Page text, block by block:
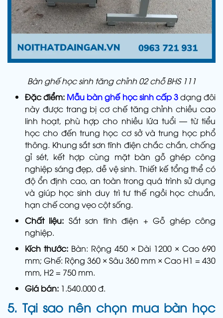
Bàn ghế học sinh tăng chỉnh 02 chỗ BHS 111
Đặc điểm: Mẫu bàn ghế học sinh cấp 3dạng đôi
này được trang bị cơ chế tăng chỉnh chiều cao
linh hoạt, phù hợp cho nhiều lứa tuổi — từ tiểu
học cho đến trung học cơ sở và trung học phổ
thông. Khung sắt sơn tĩnh điện chắc chắn, chống
gỉ sét, kết hợp cùng mặt bàn gỗ ghép công
nghiệp sáng đẹp, dễ vệ sinh. Thiết kế tổng thể có
độ ổn định cao, an toàn trong quá trình sử dụng
và giúp học sinh duy trì tư thế ngồi học chuẩn,
hạn chế cong vẹo cột sống.
Chất liệu: Sắt sơn tĩnh điện + Gỗ ghép công
nghiệp.
Kích thước: Bàn: Rộng 450 × Dài 1200 × Cao 690
mm; Ghế: Rộng 360 × Sâu 360 mm × Cao H1 = 430
mm, H2 = 750 mm.
Giá bán: 1.540.000 đ.
5. Tại sao nên chọn mua bàn học